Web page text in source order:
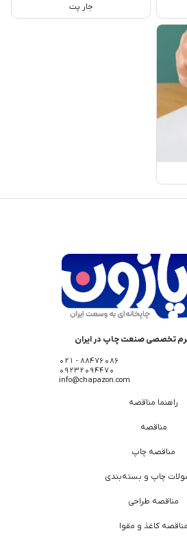
جار پت
تخصصی صنعت چاپ در ایران
88476086 - 021
09232094470
info@chapazon.com
راهنما مناقصه
مناقصه
مناقصه چاپ
چاپ و بسته‌بندی
مناقصه طراحی
مناقصه کاغذ و مقوا